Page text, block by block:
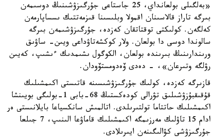
«بەلگىلى بولعانداي، 25 جاستاعى جۇرگىزۋشىنىڭ دوسىمەن
بىرگە تاراز قالاسىنان اقمولا وبلىسىنا قىزمەتتىك ىسساپارمەن
كەلگەن. كولىكتى توقتاتقان كەزدە، جۇرگىزۋشىمەن بىرگە
سالوندا دوسى دا بولعان. ولار كوكشەتاۋداعى ويىن- ساۋىق
ورىندارىنىڭ بىرىندە بولعان، الكوگول ىشىمدىك ءىشىپ، كەيىن
رۋلگە وتىرعان»، - دەدى ۆەدومستۆودان.
قازىرگە كەزدە، كولىك جۇرگىزۋشىسىنە قاتىستى اكىمشىلىك
قۇقىقبۇزۋشىلىق تۋرالى كودەكستىڭ 68-بابى 1-بولىگى بويىنشا
اكىمشىلىك حاتتاما تولتىرىلدى. اتالمىش سانكسياعا بايلانىستى ەر
ادام 15 تاۋلىك مەرزىمگە اكىمشىلىك قاماۋعا الىنىپ، 7 جىلعا
جۇرگىزۋشى كۋالىگىنەن ايىرىلادى.